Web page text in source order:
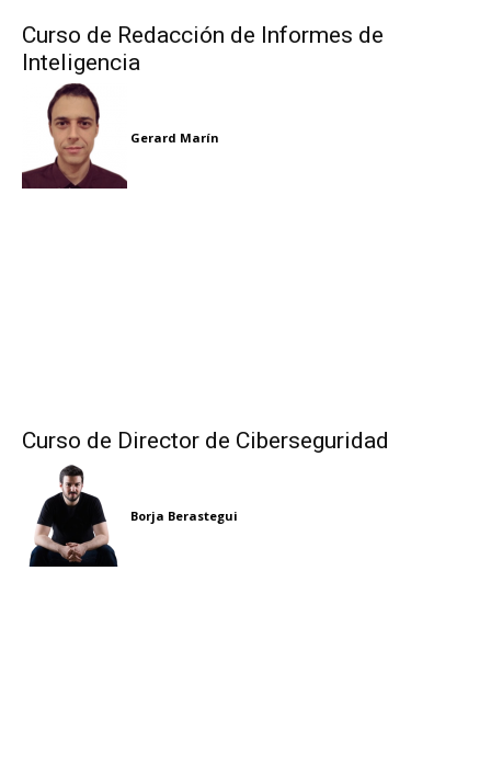
Curso de Redacción de Informes de
Inteligencia
Gerard Marín
Curso de Director de Ciberseguridad
Borja Berastegui